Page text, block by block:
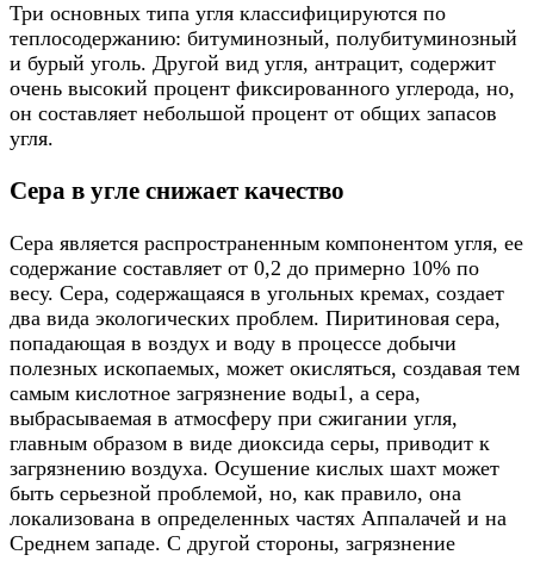
Три основных типа угля классифицируются по
теплосодержанию: битуминозный, полубитуминозный
и бурый уголь. Другой вид угля, антрацит, содержит
очень высокий процент фиксированного углерода, но,
он составляет небольшой процент от общих запасов
угля.
Сера в угле снижает качество
Сера является распространенным компонентом угля, ее
содержание составляет от 0,2 до примерно 10% по
весу. Сера, содержащаяся в угольных кремах, создает
два вида экологических проблем. Пиритиновая сера,
попадающая в воздух и воду в процессе добычи
полезных ископаемых, может окисляться, создавая тем
самым кислотное загрязнение воды1, а сера,
выбрасываемая в атмосферу при сжигании угля,
главным образом в виде диоксида серы, приводит к
загрязнению воздуха. Осушение кислых шахт может
быть серьезной проблемой, но, как правило, она
локализована в определенных частях Аппалачей и на
Среднем западе. С другой стороны, загрязнение